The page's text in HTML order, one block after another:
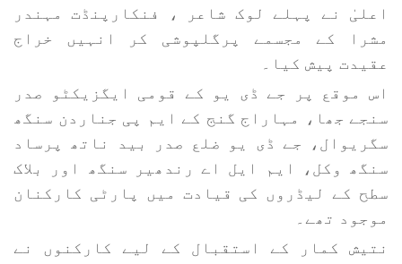
اعلیٰ نے پہلے لوک شاعر ، فنکارپنڈت مہندر
مشرا کے مجسمے پرگلپوشی کر انہیں خراج
عقیدت پیش کیا۔
اس موقع پر جے ڈی یو کے قومی ایگزیکٹو صدر
سنجے جھا، مہاراج گنج کے ایم پی جناردن سنگھ
سگریوال، جے ڈی یو ضلع صدر بید ناتھ پرساد
سنگھ وکل، ایم ایل اے رندھیر سنگھ اور بلاک
سطح کے لیڈروں کی قیادت میں پارٹی کارکنان
موجود تھے۔
نتیش کمار کے استقبال کے لیے کارکنوں نے